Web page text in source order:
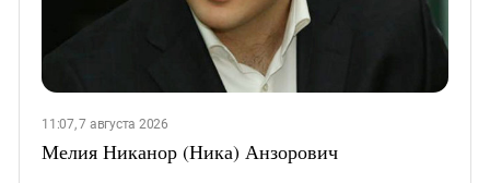
11:07, 7 августа 2026
Мелия Никанор (Ника) Анзорович